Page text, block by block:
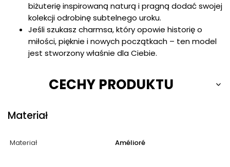
biżuterię inspirowaną naturą i pragną dodać swojej
kolekcji odrobinę subtelnego uroku.
Jeśli szukasz charmsa, który opowie historię o
miłości, pięknie i nowych początkach – ten model
jest stworzony właśnie dla Ciebie.
CECHY PRODUKTU
Materiał
Materiał Amélioré